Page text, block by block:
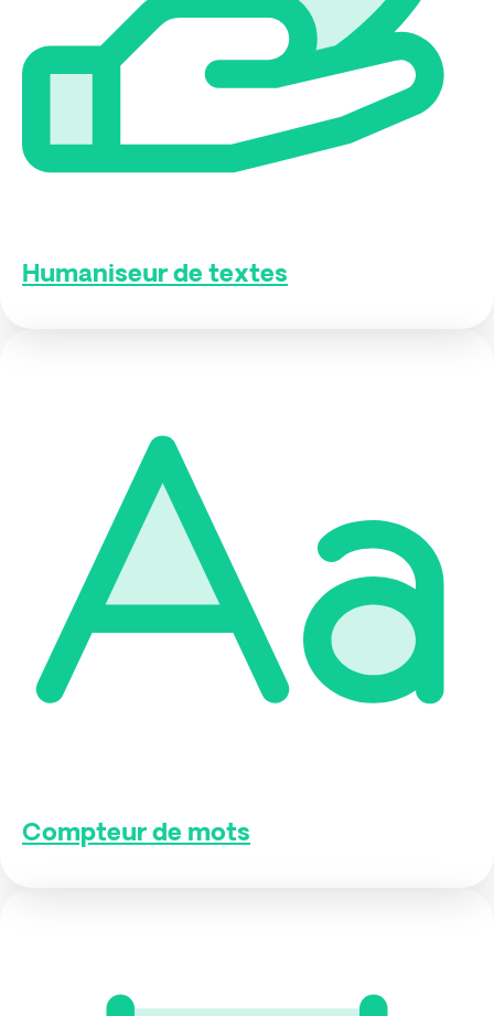
Humaniseur de textes
Compteur de mots